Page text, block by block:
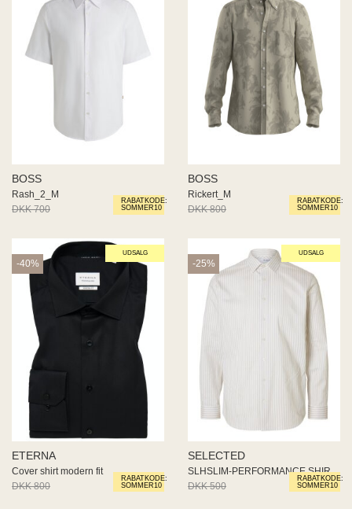
RABATKODE:
SOMMER10
BOSS
Rash_2_M
DKK 700
DKK 350
RABATKODE:
SOMMER10
BOSS
Rickert_M
DKK 800
DKK 400
UDSALG
RABATKODE:
SOMMER10
-40%
ETERNA
Cover shirt modern fit
DKK 800
DKK 480
UDSALG
RABATKODE:
SOMMER10
-25%
SELECTED
SLHSLIM-PERFORMANCE SHIRT LS N
DKK 500
DKK 375